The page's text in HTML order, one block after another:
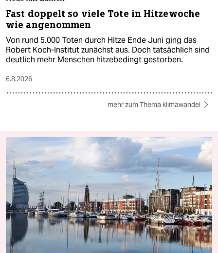
Fast doppelt so viele Tote in Hitzewoche
wie angenommen
Von rund 5.000 Toten durch Hitze Ende Juni ging das
Robert Koch-Institut zunächst aus. Doch tatsächlich sind
deutlich mehr Menschen hitzebedingt gestorben.
6.8.2026
mehr zum Thema klimawandel